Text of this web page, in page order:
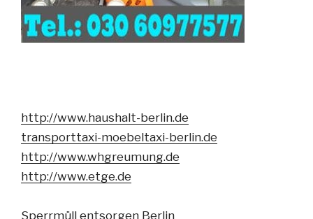
http://www.haushalt-berlin.de
transporttaxi-moebeltaxi-berlin.de
http://www.whgreumung.de
http://www.etge.de
Sperrmüll entsorgen Berlin